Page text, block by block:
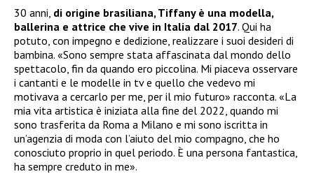
30 anni, di origine brasiliana, Tiffany è una modella,
ballerina e attrice che vive in Italia dal 2017. Qui ha
potuto, con impegno e dedizione, realizzare i suoi desideri di
bambina. «Sono sempre stata affascinata dal mondo dello
spettacolo, fin da quando ero piccolina. Mi piaceva osservare
i cantanti e le modelle in tv e quello che vedevo mi
motivava a cercarlo per me, per il mio futuro» racconta. «La
mia vita artistica è iniziata alla fine del 2022, quando mi
sono trasferita da Roma a Milano e mi sono iscritta in
un’agenzia di moda con l’aiuto del mio compagno, che ho
conosciuto proprio in quel periodo. È una persona fantastica,
ha sempre creduto in me».